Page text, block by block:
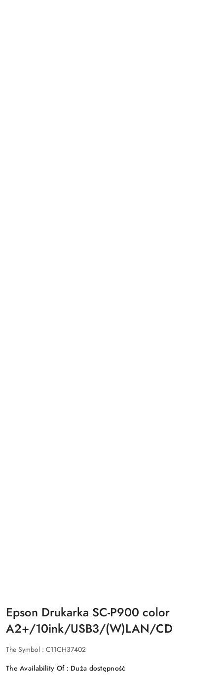
Epson Drukarka SC-P900 color
A2+/10ink/USB3/(W)LAN/CD
The Symbol : C11CH37402
The Availability Of : Duża dostępność